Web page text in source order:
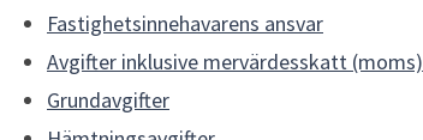
Fastighetsinnehavarens ansvar
Avgifter inklusive mervärdesskatt (moms)
Grundavgifter